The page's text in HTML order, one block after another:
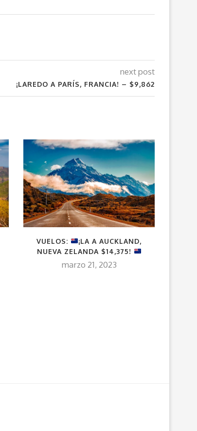
next post
¡LAREDO A PARÍS, FRANCIA! – $9,862
VUELOS:
¡LA A AUCKLAND,
NUEVA ZELANDA $14,375!
marzo 21, 2023